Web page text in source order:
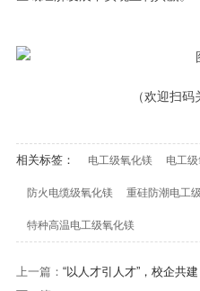
（欢迎扫码
相关标签： 电工级氧化镁 电工
防火电缆级氧化镁 重硅防潮电工
特种高温电工级氧化镁
上一篇： “以人才引人才”，校企共